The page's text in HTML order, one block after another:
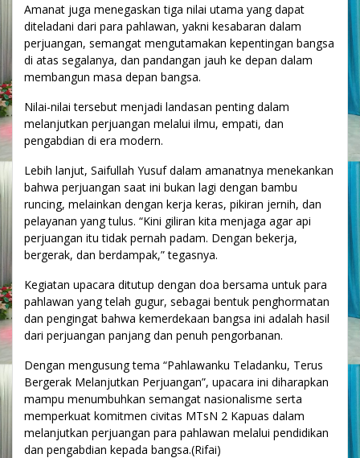
Amanat juga menegaskan tiga nilai utama yang dapat
diteladani dari para pahlawan, yakni kesabaran dalam
perjuangan, semangat mengutamakan kepentingan bangsa
di atas segalanya, dan pandangan jauh ke depan dalam
membangun masa depan bangsa.
Nilai-nilai tersebut menjadi landasan penting dalam
melanjutkan perjuangan melalui ilmu, empati, dan
pengabdian di era modern.
Lebih lanjut, Saifullah Yusuf dalam amanatnya menekankan
bahwa perjuangan saat ini bukan lagi dengan bambu
runcing, melainkan dengan kerja keras, pikiran jernih, dan
pelayanan yang tulus. “Kini giliran kita menjaga agar api
perjuangan itu tidak pernah padam. Dengan bekerja,
bergerak, dan berdampak,” tegasnya.
Kegiatan upacara ditutup dengan doa bersama untuk para
pahlawan yang telah gugur, sebagai bentuk penghormatan
dan pengingat bahwa kemerdekaan bangsa ini adalah hasil
dari perjuangan panjang dan penuh pengorbanan.
Dengan mengusung tema “Pahlawanku Teladanku, Terus
Bergerak Melanjutkan Perjuangan”, upacara ini diharapkan
mampu menumbuhkan semangat nasionalisme serta
memperkuat komitmen civitas MTsN 2 Kapuas dalam
melanjutkan perjuangan para pahlawan melalui pendidikan
dan pengabdian kepada bangsa.(Rifai)